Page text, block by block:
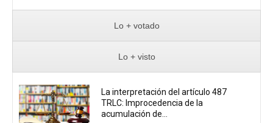
Lo + votado
Lo + visto
La interpretación del artículo 487
TRLC: Improcedencia de la
acumulación de...